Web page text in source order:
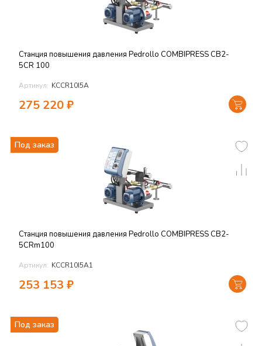
Станция повышения давления Pedrollo COMBIPRESS CB2-
5CR 100
Артикул: KCCR10I5A
275 220₽
Под заказ
Станция повышения давления Pedrollo COMBIPRESS CB2-
5CRm100
Артикул: KCCR10I5A1
253 153 ₽
Под заказ